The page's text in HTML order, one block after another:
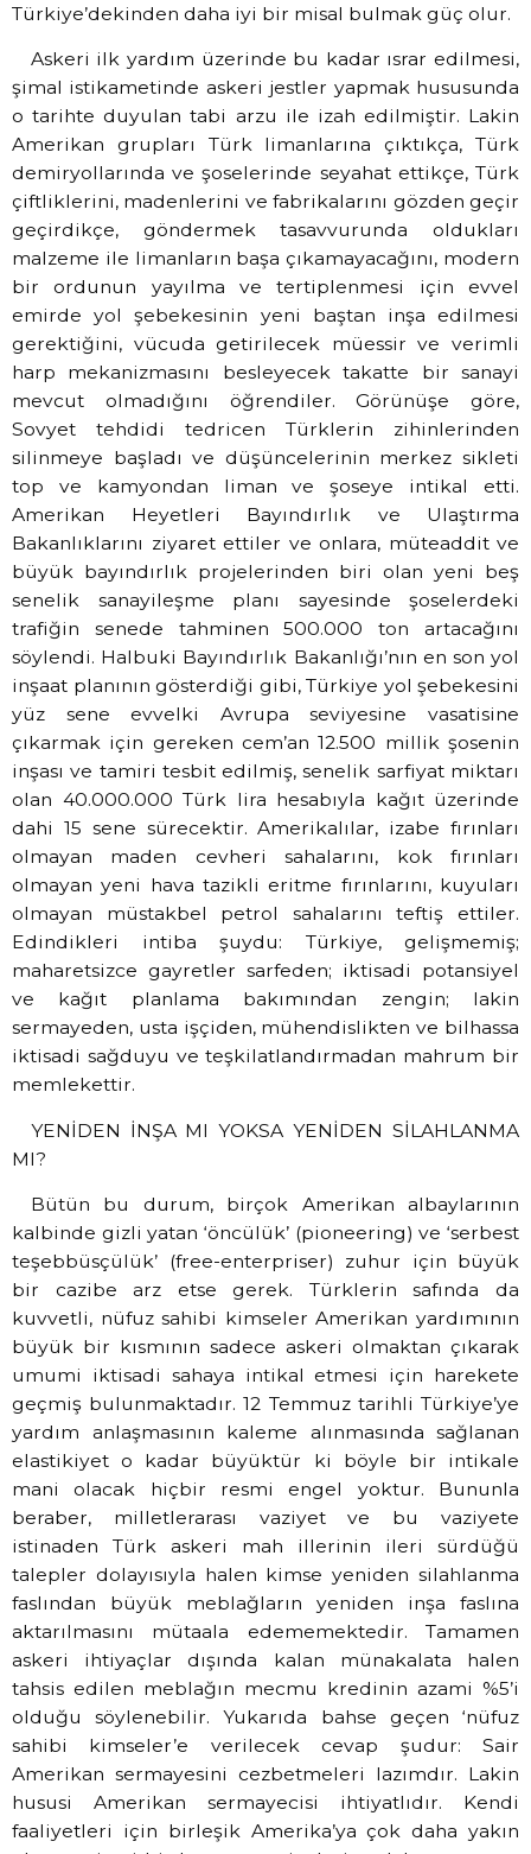
Türkiye’dekinden daha iyi bir misal bulmak güç olur.
Askeri ilk yardım üzerinde bu kadar ısrar edilmesi,
şimal istikametinde askeri jestler yapmak hususunda
o tarihte duyulan tabi arzu ile izah edilmiştir. Lakin
Amerikan grupları Türk limanlarına çıktıkça, Türk
demiryollarında ve şoselerinde seyahat ettikçe, Türk
çiftliklerini, madenlerini ve fabrikalarını gözden geçir
geçirdikçe, göndermek tasavvurunda oldukları
malzeme ile limanların başa çıkamayacağını, modern
bir ordunun yayılma ve tertiplenmesi için evvel
emirde yol şebekesinin yeni baştan inşa edilmesi
gerektiğini, vücuda getirilecek müessir ve verimli
harp mekanizmasını besleyecek takatte bir sanayi
mevcut olmadığını öğrendiler. Görünüşe göre,
Sovyet tehdidi tedricen Türklerin zihinlerinden
silinmeye başladı ve düşüncelerinin merkez sikleti
top ve kamyondan liman ve şoseye intikal etti.
Amerikan Heyetleri Bayındırlık ve Ulaştırma
Bakanlıklarını ziyaret ettiler ve onlara, müteaddit ve
büyük bayındırlık projelerinden biri olan yeni beş
senelik sanayileşme planı sayesinde şoselerdeki
trafiğin senede tahminen 500.000 ton artacağını
söylendi. Halbuki Bayındırlık Bakanlığı’nın en son yol
inşaat planının gösterdiği gibi, Türkiye yol şebekesini
yüz sene evvelki Avrupa seviyesine vasatisine
çıkarmak için gereken cem’an 12.500 millik şosenin
inşası ve tamiri tesbit edilmiş, senelik sarfiyat miktarı
olan 40.000.000 Türk lira hesabıyla kağıt üzerinde
dahi 15 sene sürecektir. Amerikalılar, izabe fırınları
olmayan maden cevheri sahalarını, kok fırınları
olmayan yeni hava tazikli eritme fırınlarını, kuyuları
olmayan müstakbel petrol sahalarını teftiş ettiler.
Edindikleri intiba şuydu: Türkiye, gelişmemiş;
maharetsizce gayretler sarfeden; iktisadi potansiyel
ve kağıt planlama bakımından zengin; lakin
sermayeden, usta işçiden, mühendislikten ve bilhassa
iktisadi sağduyu ve teşkilatlandırmadan mahrum bir
memlekettir.
YENİDEN İNŞA MI YOKSA YENİDEN SİLAHLANMA
MI?
Bütün bu durum, birçok Amerikan albaylarının
kalbinde gizli yatan ‘öncülük’ (pioneering) ve ‘serbest
teşebbüsçülük’ (free-enterpriser) zuhur için büyük
bir cazibe arz etse gerek. Türklerin safında da
kuvvetli, nüfuz sahibi kimseler Amerikan yardımının
büyük bir kısmının sadece askeri olmaktan çıkarak
umumi iktisadi sahaya intikal etmesi için harekete
geçmiş bulunmaktadır. 12 Temmuz tarihli Türkiye’ye
yardım anlaşmasının kaleme alınmasında sağlanan
elastikiyet o kadar büyüktür ki böyle bir intikale
mani olacak hiçbir resmi engel yoktur. Bununla
beraber, milletlerarası vaziyet ve bu vaziyete
istinaden Türk askeri mah illerinin ileri sürdüğü
talepler dolayısıyla halen kimse yeniden silahlanma
faslından büyük meblağların yeniden inşa faslına
aktarılmasını mütaala edememektedir. Tamamen
askeri ihtiyaçlar dışında kalan münakalata halen
tahsis edilen meblağın mecmu kredinin azami %5’i
olduğu söylenebilir. Yukarıda bahse geçen ‘nüfuz
sahibi kimseler’e verilecek cevap şudur: Sair
Amerikan sermayesini cezbetmeleri lazımdır. Lakin
hususi Amerikan sermayecisi ihtiyatlıdır. Kendi
faaliyetleri için birleşik Amerika’ya çok daha yakın